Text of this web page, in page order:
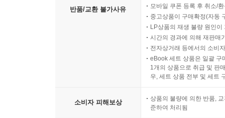
반품/교환 불가사유
모바일 쿠폰 등록 후 취소/
중고상품이 구매확정(자동
LP상품의 재생 불량 원인
시간의 경과에 의해 재판매
전자상거래 등에서의 소비
eBook 세트 상품은 일괄 구
1개의 상품으로 취급 및 판
우, 세트 상품 전부 및 세트
소비자 피해보상
상품의 불량에 의한 반품,
준하여 처리됨